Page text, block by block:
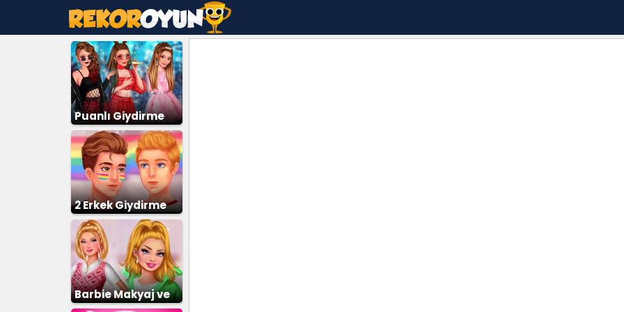
Puanlı Giydirme
2 Erkek Giydirme
Barbie Makyaj ve